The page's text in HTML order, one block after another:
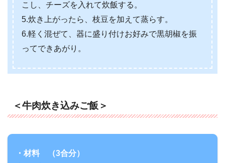
こし、チーズを入れて炊飯する。
5.炊き上がったら、枝豆を加えて蒸らす。
6.軽く混ぜて、器に盛り付けお好みで黒胡椒を振
ってできあがり。
＜牛肉炊き込みご飯＞
・材料 （3合分）